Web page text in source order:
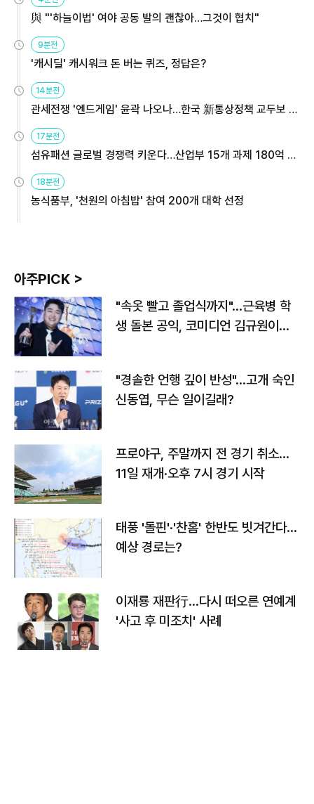
與 "'하늘이법' 여야 공동 발의 괜찮아…그것이 협치"
9분전
'캐시딜' 캐시워크 돈 버는 퀴즈, 정답은?
14분전
관세전쟁 '엔드게임' 윤곽 나오나…한국 新통상정책 교두보 활
용해야
17분전
섬유패션 글로벌 경쟁력 키운다…산업부 15개 과제 180억 지
원
18분전
농식품부, '천원의 아침밥' 참여 200개 대학 선정
아주PICK >
"속옷 빨고 졸업식까지"…근육병 학
생 돌본 공익, 코미디언 김규원이었
"경솔한 언행 깊이 반성"…고개 숙인
신동엽, 무슨 일이길래?
프로야구, 주말까지 전 경기 취소…
11일 재개·오후 7시 경기 시작
태풍 '돌핀'·'찬홈' 한반도 빗겨간다…
예상 경로는?
이재룡 재판行…다시 떠오른 연예계
'사고 후 미조치' 사례